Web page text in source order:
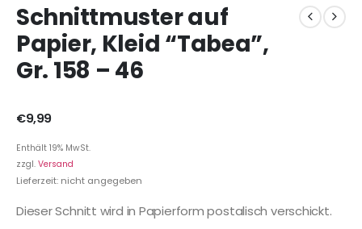
Schnittmuster auf
Papier, Kleid “Tabea”,
Gr. 158 – 46
€9,99
Enthält 19% MwSt.
zzgl. Versand
Lieferzeit: nicht angegeben
Dieser Schnitt wird in Papierform postalisch verschickt.